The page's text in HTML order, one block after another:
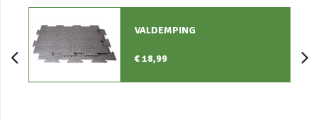
VALDEMPING
€ 18,99